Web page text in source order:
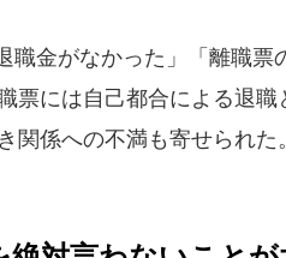
金がなかった」「離職票
票には自己都合による退
関係への不満も寄せられた。